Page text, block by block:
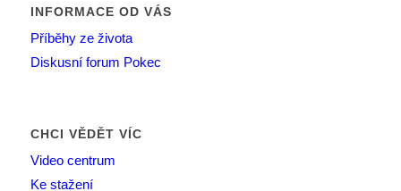
INFORMACE OD VÁS
Příběhy ze života
Diskusní forum Pokec
CHCI VĚDĚT VÍC
Video centrum
Ke stažení